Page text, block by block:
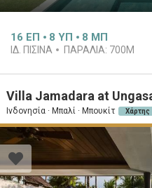
16 ΕΠ 8 ΥΠ 8 ΜΠ
ΙΔ. ΠΙΣΊΝΑ ΠΑΡΑΛΊΑ: 700M
Villa Jamadara at
Ινδονησία · Μπαλί · Μπουκίτ Χάρτης